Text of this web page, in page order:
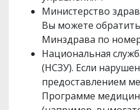
Министерство
Вы можете
Минздрава по
Национальная
(НСЗУ). Если
предоставлением
Программе